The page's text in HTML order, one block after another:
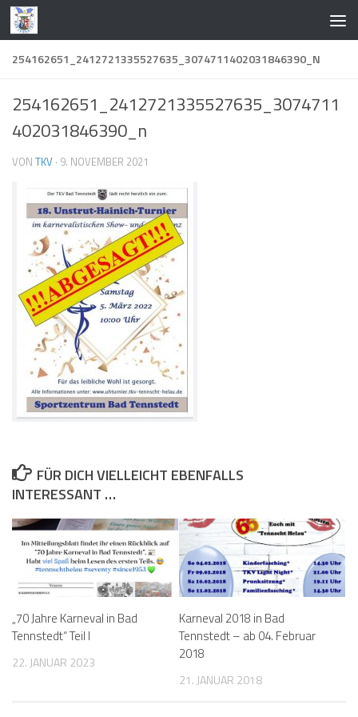
Zum Inhalt springen
254162651_2412721335527635_3074711402031846390_N
254162651_2412721335527635_3074711
402031846390_n
VON TKV · 9. NOVEMBER 2021
FÜR DICH VIELLEICHT EBENFALLS
INTERESSANT …
„70 Jahre Karneval in Bad
Tennstedt“ Teil I
22. JANUAR 2023
Karneval 2018 in Bad
Tennstedt – ab 04. Februar
2018
21. JANUAR 2018